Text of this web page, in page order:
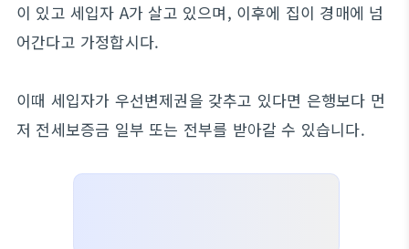
이 있고 세입자 A가 살고 있으며, 이후에 집이 경매에 넘
어간다고 가정합시다.
이때 세입자가 우선변제권을 갖추고 있다면 은행보다 먼
저 전세보증금 일부 또는 전부를 받아갈 수 있습니다.